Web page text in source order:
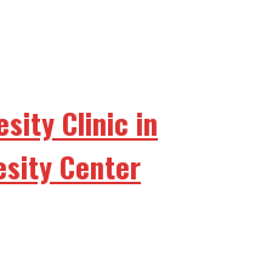
Clinic in
Center